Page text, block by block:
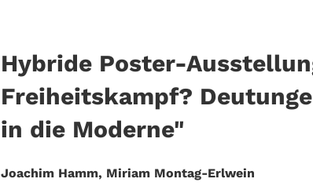
Hybride Poster-
Freiheitskampf?
in die Moderne"
Joachim Hamm, Miriam Montag-Erlwein